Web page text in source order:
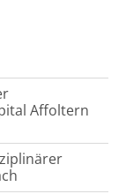
Affoltern